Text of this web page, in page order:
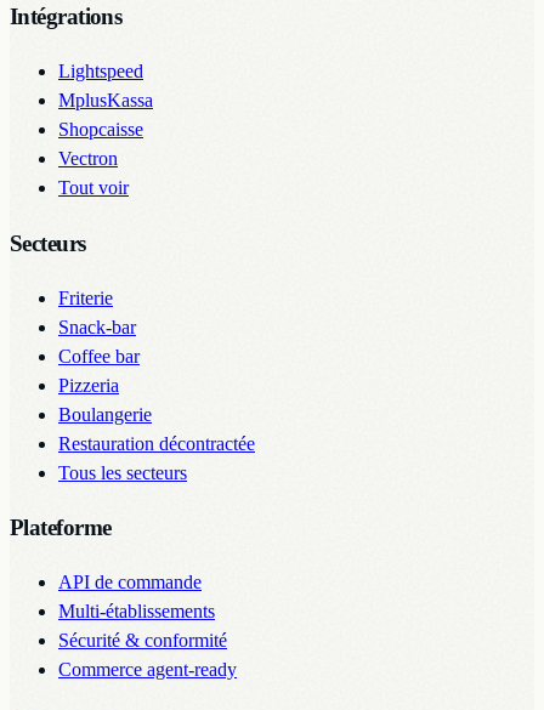
Intégrations
Lightspeed
MplusKassa
Shopcaisse
Vectron
Tout voir
Secteurs
Friterie
Snack-bar
Coffee bar
Pizzeria
Boulangerie
Restauration décontractée
Tous les secteurs
Plateforme
API de commande
Multi-établissements
Sécurité & conformité
Commerce agent-ready